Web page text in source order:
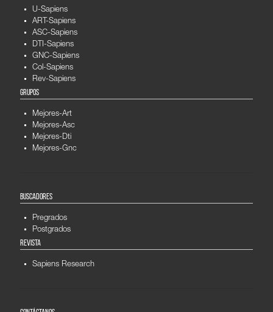
U-Sapiens
ART-Sapiens
ASC-Sapiens
DTI-Sapiens
GNC-Sapiens
Col-Sapiens
Rev-Sapiens
GRUPOS
Mejores-Art
Mejores-Asc
Mejores-Dti
Mejores-Gnc
BUSCADORES
Pregrados
Postgrados
REVISTA
Sapiens Research